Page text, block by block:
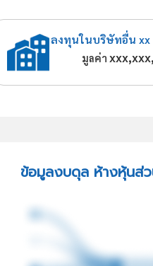
ลงทุนในบริษัทอื่น
มูลค่า
ข้อมูลงบดุล ห้างหุ้นส่